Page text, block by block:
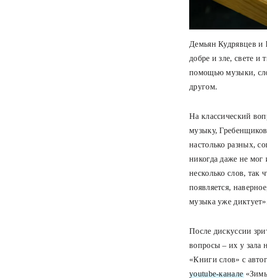
Демьян Кудрявцев и
добре и зле, свете
помощью музыки,
другом.
На классический
музыку,
настолько разных,
никогда даже не
несколько слов, так
появляется,
музыка уже
После дискуссии
вопросы – их у зала
«Книги слов» с
youtube-канале